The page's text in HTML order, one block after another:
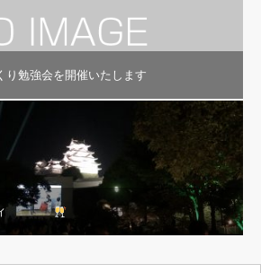
り勉強会を開催いたします